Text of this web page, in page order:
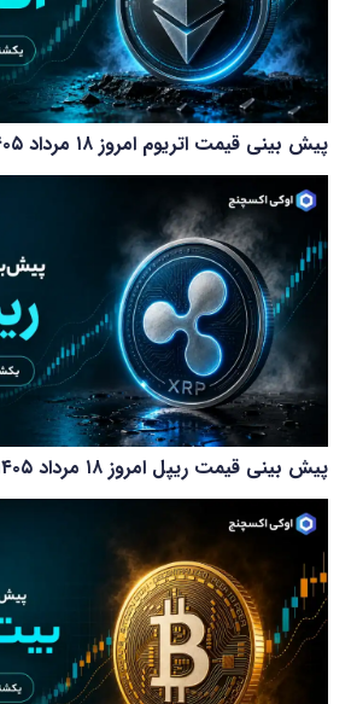
پیش بینی قیمت اتریوم امروز ۱۸ مرداد ۱۴۰۵
پیش بینی قیمت ریپل امروز ۱۸ مرداد ۱۴۰۵